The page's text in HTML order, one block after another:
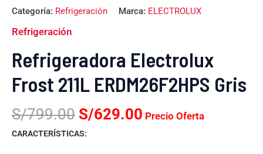
Categoría: Refrigeración Marca: ELECTROLUX
Refrigeración
Refrigeradora Electrolux
Frost 211L ERDM26F2HPS Gris
S/799.00 S/629.00 Precio Oferta
CARACTERÍSTICAS: